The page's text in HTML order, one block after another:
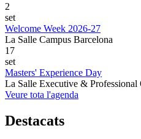
2
set
Welcome Week 2026-27
La Salle Campus Barcelona
17
set
Masters' Experience Day
La Salle Executive & Professional
Veure tota l'agenda
Destacats